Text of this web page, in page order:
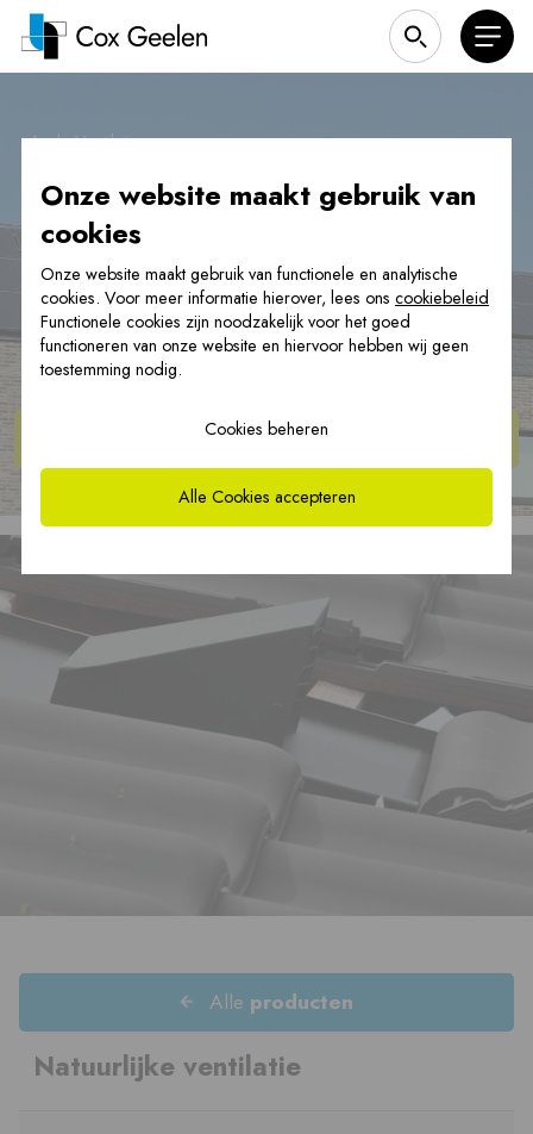
| Ventilatie
Ventilatie
Bekijk deproducten
Alle producten
Natuurlijke ventilatie
Onze website maakt gebruik van
cookies
Onze website maakt gebruik van functionele en analytische
cookies. Voor meer informatie hierover, lees ons cookiebeleid
Functionele cookies zijn noodzakelijk voor het goed
functioneren van onze website en hiervoor hebben wij geen
toestemming nodig.
Cookies beheren
Alle Cookies accepteren